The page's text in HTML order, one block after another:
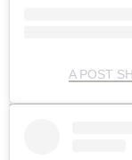
A POST